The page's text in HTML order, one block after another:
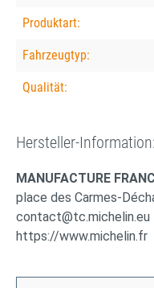
Produktart:
Fahrzeugtyp:
Qualität:
Hersteller-Information:
MANUFACTURE
place des Carmes-
contact@tc.michelin.eu
https://www.michelin.fr